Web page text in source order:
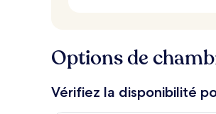
Options de
Vérifiez la disponibilité